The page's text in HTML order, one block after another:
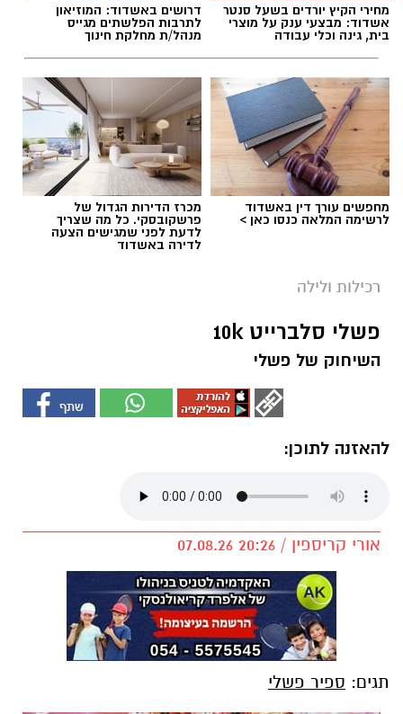
מחירי הקיץ יורדים בשעל סנטר
אשדוד: מבצעי ענק על מוצרי
בית, גינה וכלי עבודה
דרושים באשדוד: המוזיאון
לתרבות הפלשתים מגייס
מנהל/ת מחלקת חינוך
מחפשים עורך דין באשדוד
לרשימה המלאה כנסו כאן >
מכרז הדירות הגדול של
פרשקובסקי. כל מה שצריך
לדעת לפני שמגישים הצעה
לדירה באשדוד
רכילות ולילה
פשלי סלברייט 10k
השיחוק של פשלי
להאזנה לתוכן:
אורי קריספין / 20:26 07.08.26
תגים: ספיר פשלי